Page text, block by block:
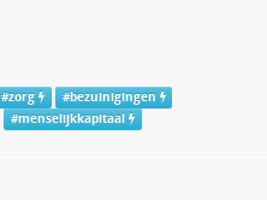
#zorg #bezuinigingen
#menselijkkapitaal